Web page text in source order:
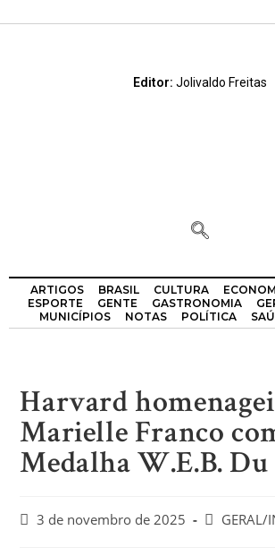
Editor: Jolivaldo Freitas
ARTIGOS BRASIL CULTURA
ESPORTE
GENTE GASTRONOMIA
MUNICÍPIOS
NOTAS POLÍTICA
Harvard
Marielle Franco
Medalha W.E.B. Du
3 de novembro de 2025 GERAL/